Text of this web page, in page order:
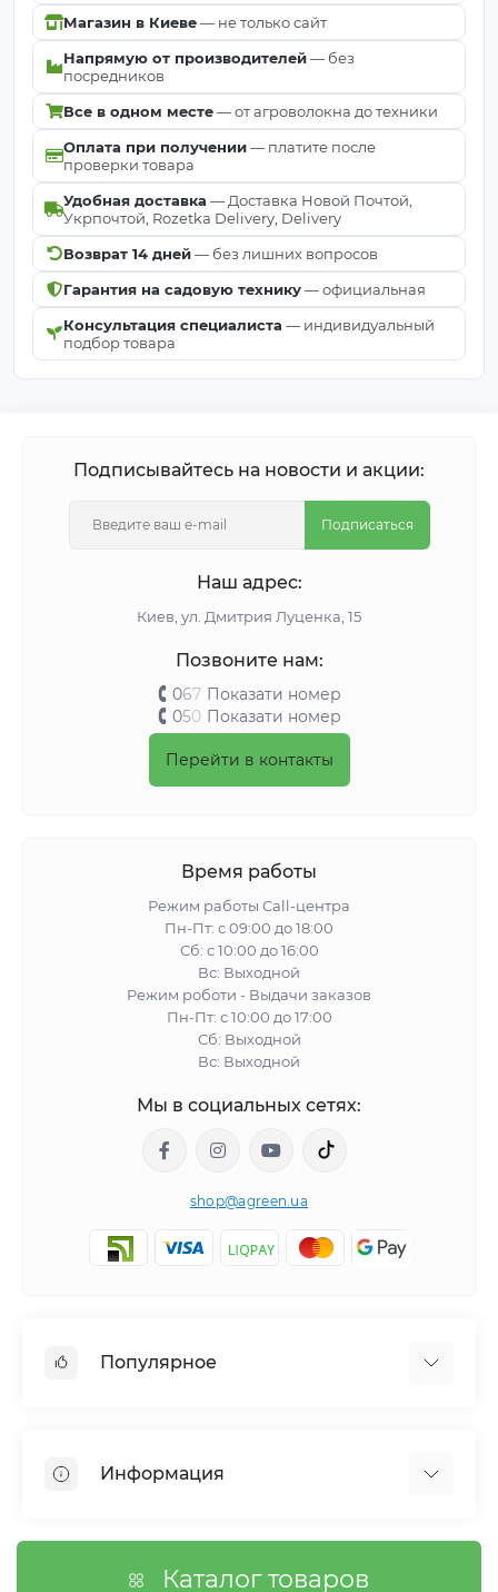
Магазин в Киеве— не только сайт
Напрямую от производителей— без
посредников
Все в одном месте— от агроволокна до техники
Оплата при получении— платите после
проверки товара
Удобная доставка — Доставка Новой Почтой,
Укрпочтой, Rozetka Delivery, Delivery
Возврат 14 дней— без лишних вопросов
Гарантия на садовую технику— официальная
Консультация специалиста — индивидуальный
подбор товара
Подписывайтесь на новости и акции:
Подписаться
Наш адрес:
Киeв, ул. Дмитрия Луценка, 15
Позвоните нам:
067 Показати номер
050 Показати номер
Перейти в контакты
Время работы
Режим работы Call-центра
Пн-Пт: с 09:00 до 18:00
Сб: с 10:00 до 16:00
Вс: Выходной
Режим роботи - Выдачи заказов
Пн-Пт: с 10:00 до 17:00
Сб: Выходной
Вс: Выходной
Мы в социальных сетях:
shop@agreen.ua
Популярное
Сетка шпалерная
Сетка затеняющая
Информация
Каталог товаров